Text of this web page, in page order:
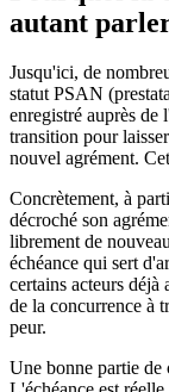
autant
Jusqu'ici, de
statut PSAN
enregistré auprès
transition pour
nouvel agrément.
Concrètement, à
décroché son
librement de
échéance qui sert
certains acteurs déjà
de la concurrence à
peur.
Une bonne partie de